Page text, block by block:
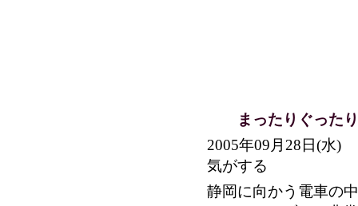
まったりぐったり
2005年09月28日(水)
気がする
静岡に向かう電車の